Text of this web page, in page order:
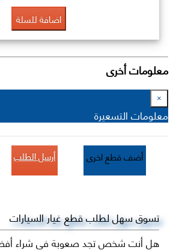
اضافة للسلة
معلومات أخرى
×
معلومات التسعيرة
أضف قطع اخرى أرسل الطلب
تسوق سهل لطلب قطع غيار السيارات
هل أنت شخص تجد صعوبة في شراء